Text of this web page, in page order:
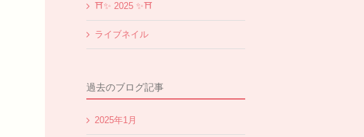
⛩✨️ 2025 ✨️⛩
ライブネイル
過去のブログ記事
2025年1月